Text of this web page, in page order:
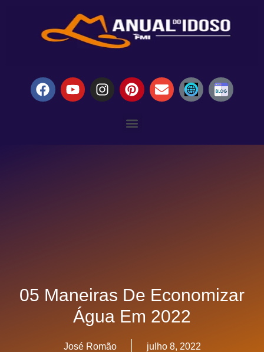
05 Maneiras De Economizar
Água Em 2022
José Romão julho 8, 2022